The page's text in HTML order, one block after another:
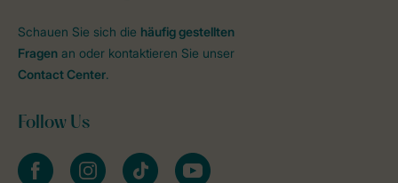
Schauen Sie sich die häufig gestellten
Fragen an oder kontaktieren Sie unser
Contact Center.
Follow Us
facebookinstagramtiktok youtube